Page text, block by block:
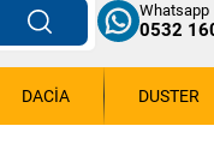
Whatsapp
0532
DACIA DUSTER